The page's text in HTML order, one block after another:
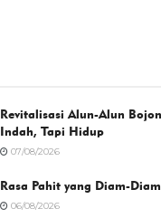
Revitalisasi Alun-Alun
Indah, Tapi Hidup
07/08/2026
Rasa Pahit yang Diam-
06/08/2026